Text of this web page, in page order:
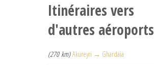
Itinéraires vers
d'autres aéroports
(270 km) Akureyri → Ghardaia